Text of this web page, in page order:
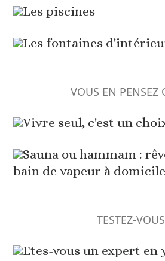
Les piscines
Les fontaines
VOUS EN PENSEZ
Vivre seul, c'est un
Sauna ou hammam :
bain de vapeur à
TESTEZ-
Etes-vous un expert en